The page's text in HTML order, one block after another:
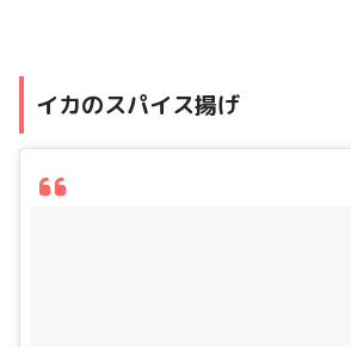
イカのスパイス揚げ